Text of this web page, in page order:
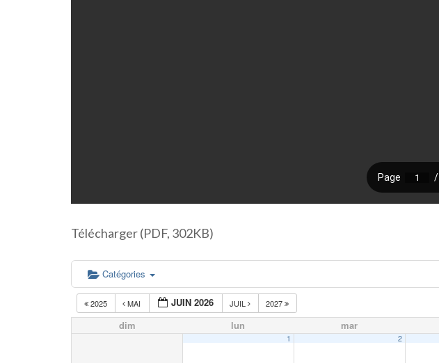
Télécharger (PDF, 302KB)
Catégories
2025 MAI JUIN 2026 JUIL 2027
dim lun mar
1 2